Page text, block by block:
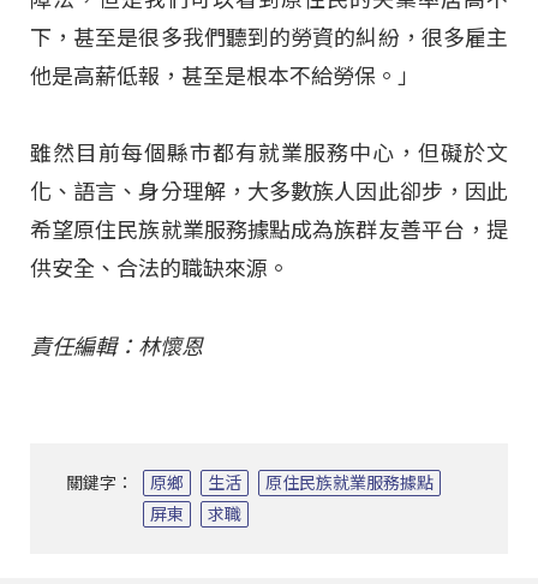
下，甚至是很多我們聽到的勞資的糾紛，很多雇主
他是高薪低報，甚至是根本不給勞保。」
雖然目前每個縣市都有就業服務中心，但礙於文
化、語言、身分理解，大多數族人因此卻步，因此
希望原住民族就業服務據點成為族群友善平台，提
供安全、合法的職缺來源。
責任編輯：林懷恩
關鍵字： 原鄉 生活
原住民族就業服務據點
屏東
求職